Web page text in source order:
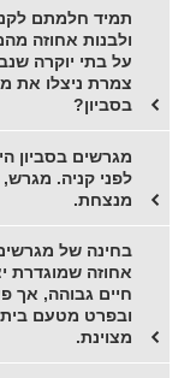
תמיד חלמתם
ולבנות אחוזה
על בתי יוקרה
צמרת ניצלו את
בסביון?
מגרשים בסביון
לפני קניה.
מנצחת.
בחינה של
אחוזה שמוגדרת
חיים גבוהה, אך
ובפרט מטעם בית
מצוינת.